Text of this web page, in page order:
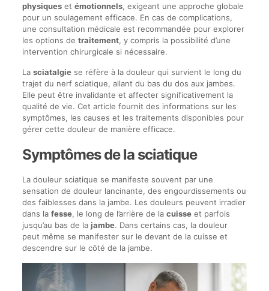
physiqueset émotionnels, exigeant une approche globale
pour un soulagement efficace. En cas de complications,
une consultation médicale est recommandée pour explorer
les options de traitement, y compris la possibilité d’une
intervention chirurgicale si nécessaire.
La sciatalgiese réfère à la douleur qui survient le long du
trajet du nerf sciatique, allant du bas du dos aux jambes.
Elle peut être invalidante et affecter significativement la
qualité de vie. Cet article fournit des informations sur les
symptômes, les causes et les traitements disponibles pour
gérer cette douleur de manière efficace.
Symptômes de la sciatique
La douleur sciatique se manifeste souvent par une
sensation de douleur lancinante, des engourdissements ou
des faiblesses dans la jambe. Les douleurs peuvent irradier
dans la fesse, le long de l’arrière de la cuisseet parfois
jusqu’au bas de la jambe. Dans certains cas, la douleur
peut même se manifester sur le devant de la cuisse et
descendre sur le côté de la jambe.